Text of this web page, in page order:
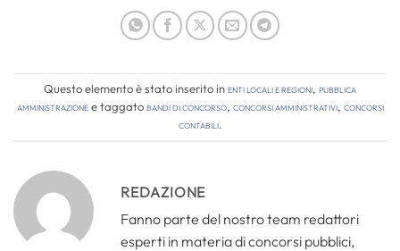
Questo elemento è stato inserito inEnti locali e regioni, Pubblica
amministrazionee taggatobandi di concorso, concorsi amministrativi, concorsi
contabili.
REDAZIONE
Fanno parte del nostro team redattori
esperti in materia di concorsi pubblici,